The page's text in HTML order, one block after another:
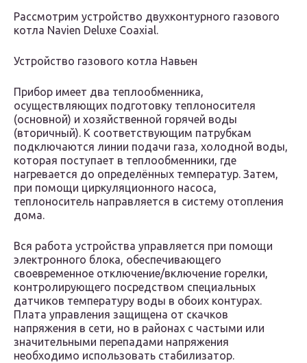
Рассмотрим устройство двухконтурного газового
котла Navien Deluxe Coaxial.
Устройство газового котла Навьен
Прибор имеет два теплообменника,
осуществляющих подготовку теплоносителя
(основной) и хозяйственной горячей воды
(вторичный). К соответствующим патрубкам
подключаются линии подачи газа, холодной воды,
которая поступает в теплообменники, где
нагревается до определённых температур. Затем,
при помощи циркуляционного насоса,
теплоноситель направляется в систему отопления
дома.
Вся работа устройства управляется при помощи
электронного блока, обеспечивающего
своевременное отключение/включение горелки,
контролирующего посредством специальных
датчиков температуру воды в обоих контурах.
Плата управления защищена от скачков
напряжения в сети, но в районах с частыми или
значительными перепадами напряжения
необходимо использовать стабилизатор.